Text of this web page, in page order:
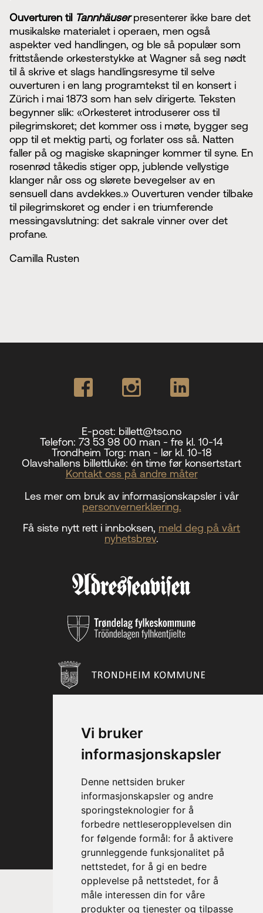
Vi bruker
informasjonskapsler
Denne nettsiden bruker
informasjonskapsler og andre
sporingsteknologier for å
forbedre nettleseropplevelsen din
for følgende formål: for å aktivere
grunnleggende funksjonalitet på
nettstedet, for å gi en bedre
opplevelse på nettstedet, for å
måle interessen din for våre
produkter og tjenester og tilpasse
Ouverturen til Tannhäuserpresenterer ikke bare det
musikalske materialet i operaen, men også
aspekter ved handlingen, og ble så populær som
frittstående orkesterstykke at Wagner så seg nødt
til å skrive et slags handlingsresyme til selve
ouverturen i en lang programtekst til en konsert i
Zürich i mai 1873 som han selv dirigerte. Teksten
begynner slik: «Orkesteret introduserer oss til
pilegrimskoret; det kommer oss i møte, bygger seg
opp til et mektig parti, og forlater oss så. Natten
faller på og magiske skapninger kommer til syne. En
rosenrød tåkedis stiger opp, jublende vellystige
klanger når oss og slørete bevegelser av en
sensuell dans avdekkes.» Ouverturen vender tilbake
til pilegrimskoret og ender i en triumferende
messingavslutning: det sakrale vinner over det
profane.
Camilla Rusten
E-post: billett@tso.no
Telefon: 73 53 98 00 man - fre kl. 10-14
Trondheim Torg: man - lør kl. 10-18
Olavshallens billettluke: én time før konsertstart
Kontakt oss på andre måter
Les mer om bruk av informasjonskapsler i vår
personvernerklæring.
Få siste nytt rett i innboksen, meld deg på vårt
nyhetsbrev.